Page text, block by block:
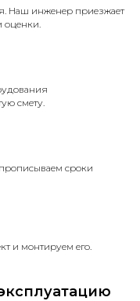
Наш инженер приезжает
оценки.
смету.
сроки
и монтируем его.